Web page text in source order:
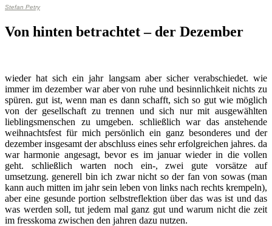
Stefan Petry
Von hinten betrachtet – der Dezember
wieder hat sich ein jahr langsam aber sicher verabschiedet. wie
immer im dezember war aber von ruhe und besinnlichkeit nichts zu
spüren. gut ist, wenn man es dann schafft, sich so gut wie möglich
von der gesellschaft zu trennen und sich nur mit ausgewählten
lieblingsmenschen zu umgeben. schließlich war das anstehende
weihnachtsfest für mich persönlich ein ganz besonderes und der
dezember insgesamt der abschluss eines sehr erfolgreichen jahres. da
war harmonie angesagt, bevor es im januar wieder in die vollen
geht. schließlich warten noch ein-, zwei gute vorsätze auf
umsetzung. generell bin ich zwar nicht so der fan von sowas (man
kann auch mitten im jahr sein leben von links nach rechts krempeln),
aber eine gesunde portion selbstreflektion über das was ist und das
was werden soll, tut jedem mal ganz gut und warum nicht die zeit
im fresskoma zwischen den jahren dazu nutzen.